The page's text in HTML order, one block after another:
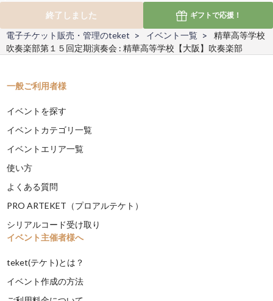
終了しました
ギフトで応援！
電子チケット販売・管理のteket イベント一覧
精華高等学校
吹奏楽部第１５回定期演奏会 : 精華高等学校【大阪】吹奏楽部
一般ご利用者様
イベントを探す
イベントカテゴリ一覧
イベントエリア一覧
使い方
よくある質問
PRO ARTEKET（プロアルテケト）
シリアルコード受け取り
イベント主催者様へ
teket(テケト)とは？
イベント作成の方法